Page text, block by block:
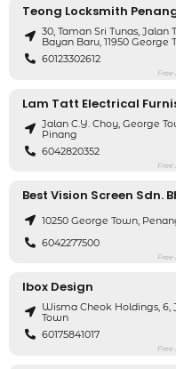
Teong Locksmith
30, Taman Sri Tunas, Jalan
Bayan Baru, 11950 George
60123302612
Free
Lam Tatt Electrical
Jalan C.Y. Choy, George
Pinang
6042820352
Free
Best Vision Screen Sdn.
10250 George Town,
6042277500
Free
Ibox Design
Wisma Cheok Holdings, 6,
Town
60175841017
Free